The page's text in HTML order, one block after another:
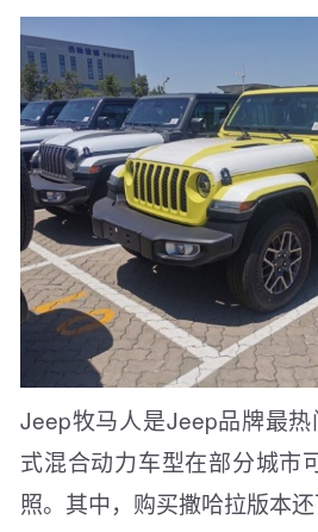
Jeep牧马人是Jeep品牌最
式混合动力车型在部分城市
照。其中，购买撒哈拉版本还